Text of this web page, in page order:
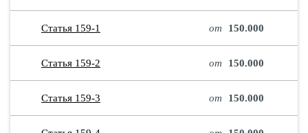
Статья 159-1 от 150.000
Статья 159-2 от 150.000
Статья 159-3 от 150.000